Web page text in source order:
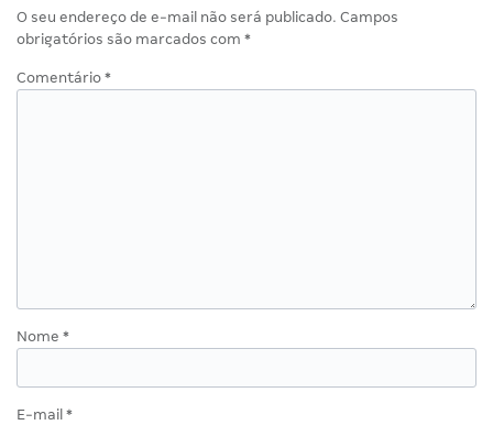
O seu endereço de e-mail não será publicado. Campos
obrigatórios são marcados com *
Comentário *
Nome *
E-mail *